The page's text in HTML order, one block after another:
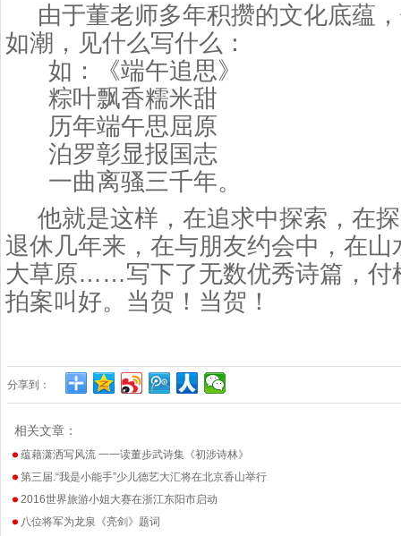
由于董老师多年积攒的文化底蕴
如潮，见什么写什么：
如：《端午追思》
粽叶飘香糯米甜
历年端午思屈原
泊罗彰显报国志
一曲离骚三千年。
他就是这样，在追求中探索，在
退休几年来，在与朋友约会中，在
大草原……写下了无数优秀诗篇，付
拍案叫好。当贺！当贺！
分享到：
相关文章：
蕴藉潇洒写风流 一一读董步武诗集《初涉诗林》
第三届.“我是小能手”少儿德艺大汇将在北京香山举行
2016世界旅游小姐大赛在浙江东阳市启动
八位将军为龙泉《亮剑》题词